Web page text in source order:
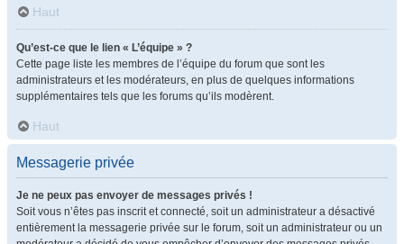
Haut
Qu’est-ce que le lien « L’équipe » ?
Cette page liste les membres de l’équipe du forum que sont les
administrateurs et les modérateurs, en plus de quelques informations
supplémentaires tels que les forums qu’ils modèrent.
Haut
Messagerie privée
Je ne peux pas envoyer de messages privés !
Soit vous n’êtes pas inscrit et connecté, soit un administrateur a désactivé
entièrement la messagerie privée sur le forum, soit un administrateur ou un